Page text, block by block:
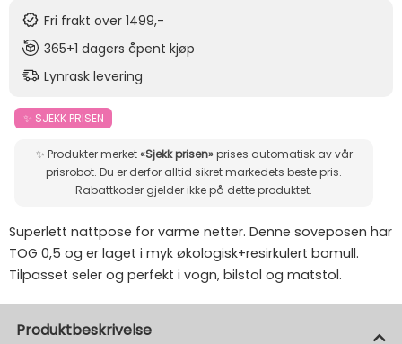
Fri frakt over 1499,-
365+1 dagers åpent kjøp
Lynrask levering
✨ SJEKK PRISEN
✨ Produkter merket«Sjekk prisen»prises automatisk av vår
prisrobot. Du er derfor alltid sikret markedets beste pris.
Rabattkoder gjelder ikke på dette produktet.
Superlett nattpose for varme netter. Denne soveposen har
TOG 0,5 og er laget i myk økologisk+resirkulert bomull.
Tilpasset seler og perfekt i vogn, bilstol og matstol.
Produktbeskrivelse